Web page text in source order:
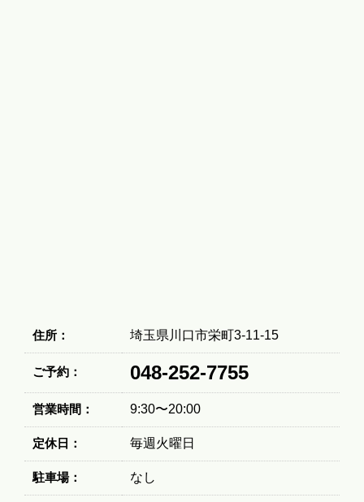
住所： 埼玉県川口市栄町3-11-15
ご予約： 048-252-7755
営業時間： 9:30〜20:00
定休日： 毎週火曜日
駐車場： なし